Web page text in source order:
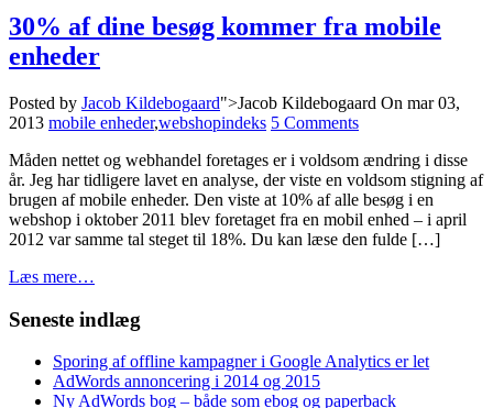
30% af dine besøg kommer fra mobile
enheder
Posted by Jacob Kildebogaard">Jacob Kildebogaard On mar 03,
2013 mobile enheder,webshopindeks 5 Comments
Måden nettet og webhandel foretages er i voldsom ændring i disse
år. Jeg har tidligere lavet en analyse, der viste en voldsom stigning af
brugen af mobile enheder. Den viste at 10% af alle besøg i en
webshop i oktober 2011 blev foretaget fra en mobil enhed – i april
2012 var samme tal steget til 18%. Du kan læse den fulde […]
Læs mere…
Seneste indlæg
Sporing af offline kampagner i Google Analytics er let
AdWords annoncering i 2014 og 2015
Ny AdWords bog – både som ebog og paperback